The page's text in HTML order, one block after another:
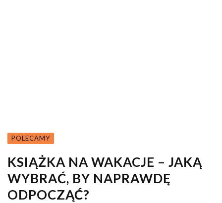
POLECAMY
KSIĄŻKA NA WAKACJE – JAKĄ
WYBRAĆ, BY NAPRAWDĘ
ODPOCZĄĆ?